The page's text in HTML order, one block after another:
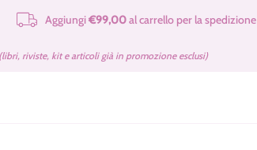
Aggiungi€99,00al carrello per la spedizione
(libri, riviste, kit e articoli già in promozione esclusi)